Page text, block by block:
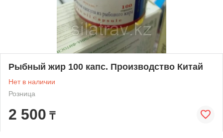
Рыбный жир 100 капс. Производство Китай
Нет в наличии
Розница
2 500 ₸